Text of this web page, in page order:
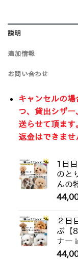
説明
追加情報
お問い合わせ
キャンセルの
つ、貸出シザ
送らせて頂ます
返金はできませ
1日
のと
んの
２日
ぶ【
ナー